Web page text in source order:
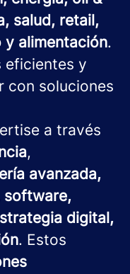
salud, retail,
alimentación.
eficientes y
con soluciones
a través
,
avanzada,
software,
digital,
. Estos